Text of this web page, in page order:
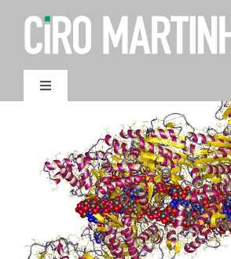
para
Toggle
AGENDAMENTO